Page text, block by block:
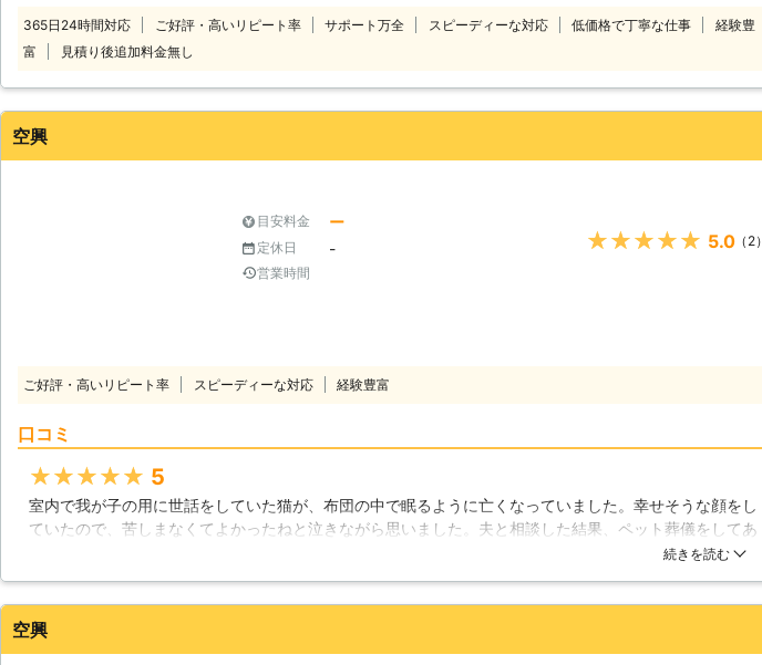
員が親切丁寧な対応で、お客様のお悩みを解決するお手伝いをいたします。
最短15分でのお伺いも可能です。 全国に数多くの加盟店が提携しています
99％以上！】 ペット火葬のプロがお客様の心情を理解し、常に真摯な対応
でお客様第一のサポートを心掛けております。 一つ一つの工程の細部にま
365日24時間対応 ご好評・高いリピート率 サポート万全 スピーディーな対応 低価格で丁寧な仕事
経験豊
富
見積り後追加料金無し
空興
目安料金 ー
定休日 -
営業時間
★★★★★ 5.0（2）
ご好評・高いリピート率 スピーディーな対応 経験豊富
口コミ
★★★★★ 5
室内で我が子の用に世話をしていた猫が、布団の中で眠るように亡くなっていました。幸せそうな顔をし
ていたので、苦しまなくてよかったねと泣きながら思いました。夫と相談した結果、ペット葬儀をしてあ
げることにしました。業者さんのお店へ足を運び、受付で話を伝えると快く猫を預かってくれました。猫
愛媛県
続きを読む
空興